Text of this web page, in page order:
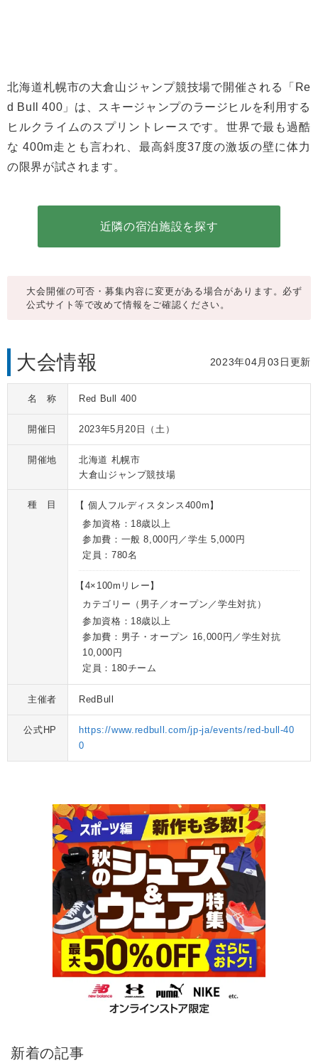
北海道札幌市の大倉山ジャンプ競技場で開催される「Re
d Bull 400」は、スキージャンプのラージヒルを利用する
ヒルクライムのスプリントレースです。世界で最も過酷
な 400m走とも言われ、最高斜度37度の激坂の壁に体力
の限界が試されます。
近隣の宿泊施設を探す
大会開催の可否・募集内容に変更がある場合があります。必ず
公式サイト等で改めて情報をご確認ください。
大会情報 2023年04月03日更新
名 称 Red Bull 400
開催日 2023年5月20日 （土）
開催地
北海道 札幌市
大倉山ジャンプ競技場
種 目
【 個人フルディスタンス400m】
参加資格： 18歳以上
参加費： 一般 8,000円／学生 5,000円
定員： 780名
【4×100mリレー】
カテゴリー（男子／オープン／学生対抗）
参加資格： 18歳以上
参加費： 男子・オープン 16,000円／学生対抗
10,000円
定員： 180チーム
主催者 RedBull
公式HP
https://www.redbull.com/jp-ja/events/red-bull-40
0
新着の記事